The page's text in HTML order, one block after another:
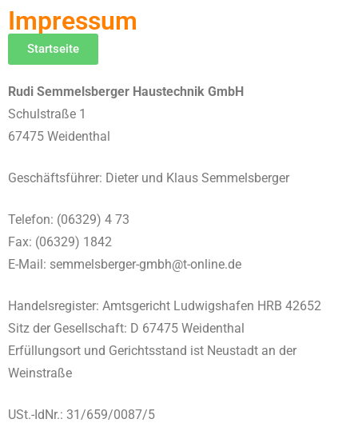
Impressum
Startseite
Rudi Semmelsberger Haustechnik GmbH
Schulstraße 1
67475 Weidenthal
Geschäftsführer: Dieter und Klaus Semmelsberger
Telefon: (06329) 4 73
Fax: (06329) 1842
E-Mail: semmelsberger-gmbh@t-online.de
Handelsregister: Amtsgericht Ludwigshafen HRB 42652
Sitz der Gesellschaft: D 67475 Weidenthal
Erfüllungsort und Gerichtsstand ist Neustadt an der
Weinstraße
USt.-IdNr.: 31/659/0087/5